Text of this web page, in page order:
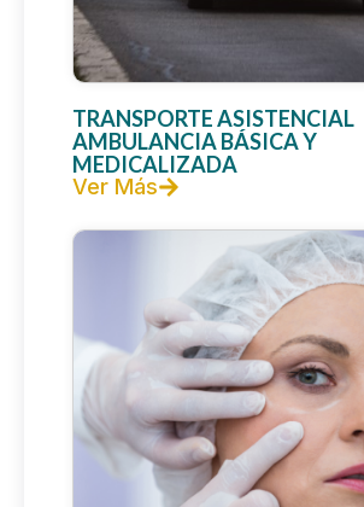
TRANSPORTE ASISTENCIAL
AMBULANCIA BÁSICA Y
MEDICALIZADA
Ver Más